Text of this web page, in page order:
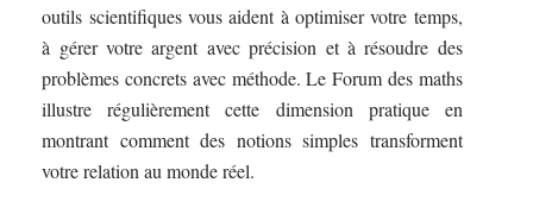
outils scientifiques vous aident à optimiser votre temps,
à gérer votre argent avec précision et à résoudre des
problèmes concrets avec méthode. Le Forum des maths
illustre régulièrement cette dimension pratique en
montrant comment des notions simples transforment
votre relation au monde réel.